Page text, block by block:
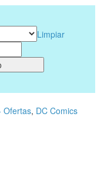
Limpiar
Ofertas, DC Comics